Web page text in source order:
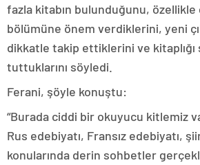
fazla kitabın bulunduğunu, özellikle
bölümüne önem verdiklerini, yeni
dikkatle takip ettiklerini ve
tuttuklarını söyledi.
Ferani, şöyle konuştu:
“Burada ciddi bir okuyucu kitlemiz
Rus edebiyatı, Fransız edebiyatı,
konularında derin sohbetler